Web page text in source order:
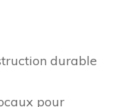
durable
pour